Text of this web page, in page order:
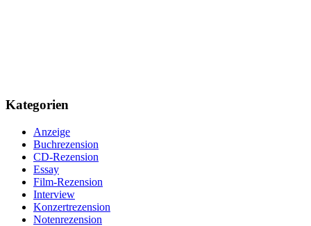
Kategorien
Anzeige
Buchrezension
CD-Rezension
Essay
Film-Rezension
Interview
Konzertrezension
Notenrezension